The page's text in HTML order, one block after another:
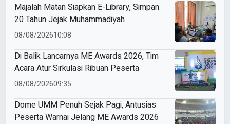
Majalah Matan Siapkan E-Library, Simpan
20 Tahun Jejak Muhammadiyah
08/08/202610:08
Di Balik Lancarnya ME Awards 2026, Tim
Acara Atur Sirkulasi Ribuan Peserta
08/08/202609:35
Dome UMM Penuh Sejak Pagi, Antusias
Peserta Warnai Jelang ME Awards 2026